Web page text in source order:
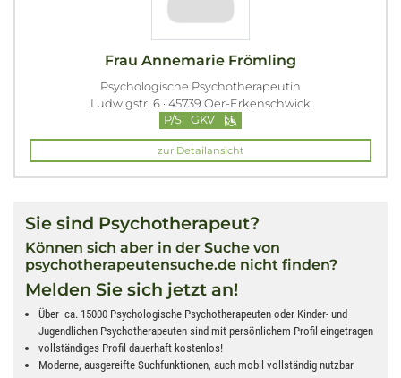
Frau Annemarie Frömling
Psychologische Psychotherapeutin
Ludwigstr. 6 · 45739 Oer-Erkenschwick
P/S
GKV
zur Detailansicht
Sie sind Psychotherapeut?
Können sich aber in der Suche von
psychotherapeutensuche.de nicht finden?
Melden Sie sich jetzt an!
Über ca. 15000 Psychologische Psychotherapeuten oder Kinder- und
Jugendlichen Psychotherapeuten sind mit persönlichem Profil eingetragen
vollständiges Profil dauerhaft kostenlos!
Moderne, ausgereifte Suchfunktionen, auch mobil vollständig nutzbar